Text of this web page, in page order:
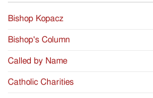
Bishop Kopacz
Bishop's Column
Called by Name
Catholic Charities